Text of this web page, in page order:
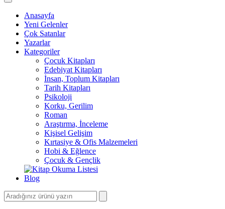
Anasayfa
Yeni Gelenler
Çok Satanlar
Yazarlar
Kategoriler
Çocuk Kitapları
Edebiyat Kitapları
İnsan, Toplum Kitapları
Tarih Kitapları
Psikoloji
Korku, Gerilim
Roman
Araştırma, İnceleme
Kişisel Gelişim
Kırtasiye & Ofis Malzemeleri
Hobi & Eğlence
Çocuk & Gençlik
Blog